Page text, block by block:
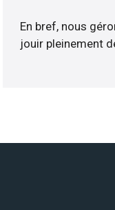
En bref, nous
jouir pleinement